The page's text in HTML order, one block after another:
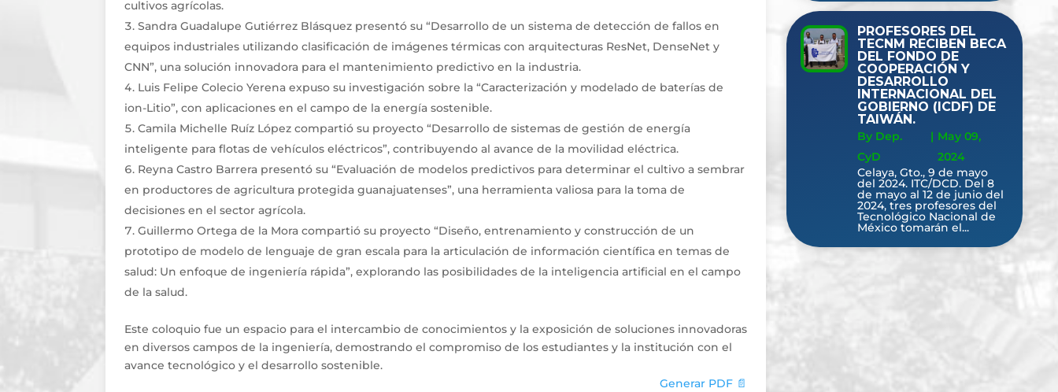
cultivos agrícolas.
Sandra Guadalupe Gutiérrez Blásquez presentó su “Desarrollo de un sistema de detección de fallos en
equipos industriales utilizando clasificación de imágenes térmicas con arquitecturas ResNet, DenseNet y
CNN”, una solución innovadora para el mantenimiento predictivo en la industria.
Luis Felipe Colecio Yerena expuso su investigación sobre la “Caracterización y modelado de baterías de
ion-Litio”, con aplicaciones en el campo de la energía sostenible.
Camila Michelle Ruíz López compartió su proyecto “Desarrollo de sistemas de gestión de energía
inteligente para flotas de vehículos eléctricos”, contribuyendo al avance de la movilidad eléctrica.
Reyna Castro Barrera presentó su “Evaluación de modelos predictivos para determinar el cultivo a sembrar
en productores de agricultura protegida guanajuatenses”, una herramienta valiosa para la toma de
decisiones en el sector agrícola.
Guillermo Ortega de la Mora compartió su proyecto “Diseño, entrenamiento y construcción de un
prototipo de modelo de lenguaje de gran escala para la articulación de información científica en temas de
salud: Un enfoque de ingeniería rápida”, explorando las posibilidades de la inteligencia artificial en el campo
de la salud.
Este coloquio fue un espacio para el intercambio de conocimientos y la exposición de soluciones innovadoras
en diversos campos de la ingeniería, demostrando el compromiso de los estudiantes y la institución con el
avance tecnológico y el desarrollo sostenible.
Generar PDF 📄
PROFESORES DEL
TECNM RECIBEN BECA
DEL FONDO DE
COOPERACIÓN Y
DESARROLLO
INTERNACIONAL DEL
GOBIERNO (ICDF) DE
TAIWÁN.
By Dep.
CyD
| May 09,
2024
Celaya, Gto., 9 de mayo
del 2024. ITC/DCD. Del 8
de mayo al 12 de junio del
2024, tres profesores del
Tecnológico Nacional de
México tomarán el...